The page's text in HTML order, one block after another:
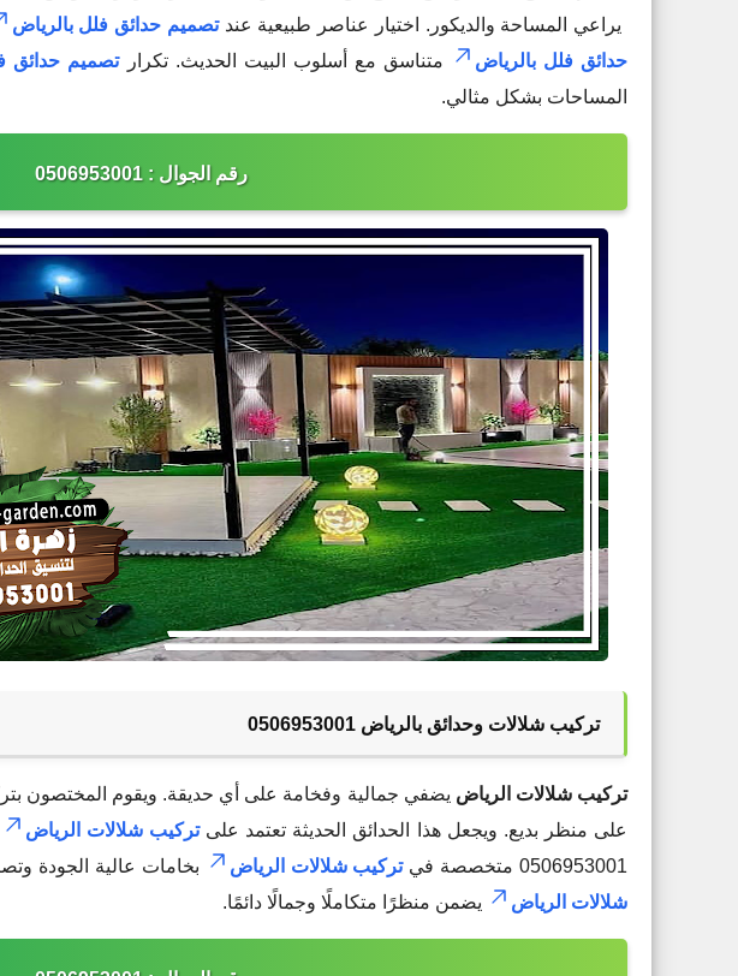
يراعي المساحة والديكور. اختيار عناصر طبيعية عندتصميم حدائق فلل بالرياض
حدائق فلل بالرياض
متناسق مع أسلوب البيت الحديث. تكرارتصميم حدائق
المساحات بشكل مثالي.
رقم الجوال : 0506953001
تركيب شلالات وحدائق بالرياض 0506953001
تركيب شلالات الرياض يضفي جمالية وفخامة على أي حديقة. ويقوم المختصون
على منظر بديع. ويجعل هذا الحدائق الحديثة تعتمد علىتركيب شلالات الرياض
0506953001 متخصصة في
تركيب شلالات الرياض بخامات عالية الجودة
شلالات الرياض
يضمن منظرًا متكاملًا وجمالًا دائمًا.